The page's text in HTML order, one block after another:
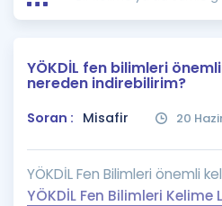
Puan Hesaplama
Rehberlik Aracı
ÖSYM Sınav Takvimi
Kampanyalar
Hakkımızda
YÖKDİL fen bilimleri
nereden indirebilirim?
Soran : Misafir 20
YÖKDİL Fen Bilimleri önemli
YÖKDİL Fen Bilimleri Kelime